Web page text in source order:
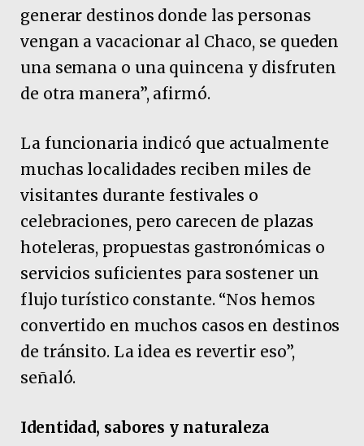
generar destinos donde las personas
vengan a vacacionar al Chaco, se queden
una semana o una quincena y disfruten
de otra manera”, afirmó.
La funcionaria indicó que actualmente
muchas localidades reciben miles de
visitantes durante festivales o
celebraciones, pero carecen de plazas
hoteleras, propuestas gastronómicas o
servicios suficientes para sostener un
flujo turístico constante. “Nos hemos
convertido en muchos casos en destinos
de tránsito. La idea es revertir eso”,
señaló.
Identidad, sabores y naturaleza